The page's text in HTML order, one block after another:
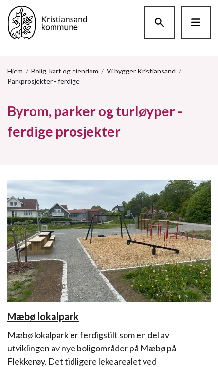
Hjem / Bolig, kart og eiendom / Vi bygger Kristiansand /
Parkprosjekter - ferdige
Byrom, parker og turløyper -
ferdige prosjekter
Mæbø lokalpark
Mæbø lokalpark er ferdigstilt som en del av
utviklingen av nye boligområder på Mæbø på
Flekkerøy. Det tidligere lekearealet ved